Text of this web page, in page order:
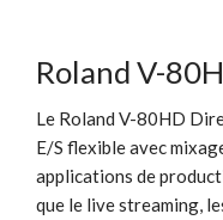
Roland V-
Le Roland V-80HD
E/S flexible avec
applications de
que le live streaming,